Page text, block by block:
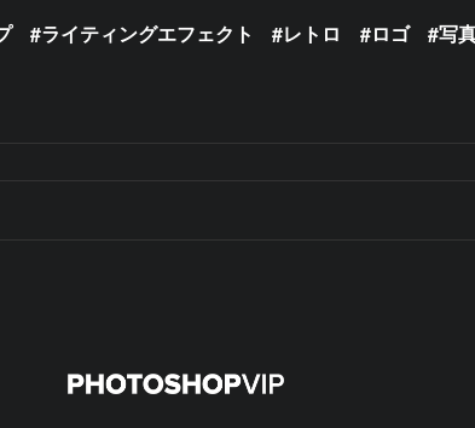
ライティングエフェクト レトロ ロゴ 写